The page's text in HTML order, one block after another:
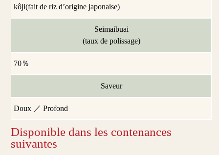
kôji(fait de riz d’origine japonaise)
Seimaibuai
(taux de polissage)
70％
Saveur
Doux ／ Profond
Disponible dans les contenances
suivantes